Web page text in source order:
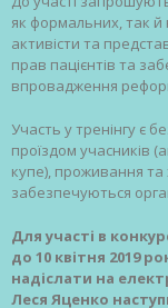
як формальних, так й
активісти та
прав пацієнтів та
впровадження
Участь у тренінгу є
проїздом учасників
купе), проживання та
забезпечуються
Для участі в
до 10 квітня 2019
надіслати на
Леся Яценко